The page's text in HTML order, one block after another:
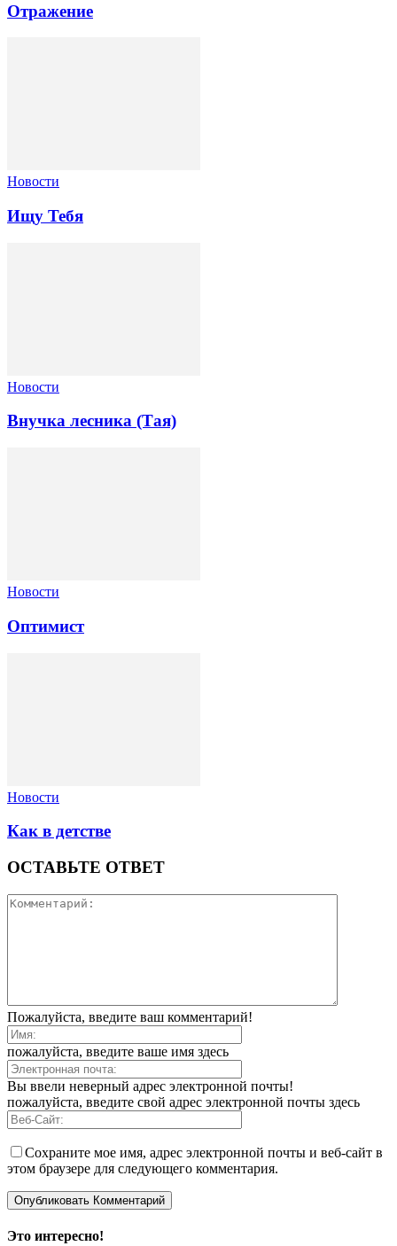
Отражение
Новости
Ищу Тебя
Новости
Внучка лесника (Тая)
Новости
Оптимист
Новости
Как в детстве
ОСТАВЬТЕ ОТВЕТ
Пожалуйста, введите ваш комментарий!
пожалуйста, введите ваше имя здесь
Вы ввели неверный адрес электронной почты!
пожалуйста, введите свой адрес электронной почты здесь
Сохраните мое имя, адрес электронной почты и веб-сайт в
этом браузере для следующего комментария.
Это интересно!